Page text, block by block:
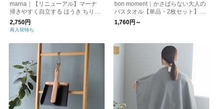
marna｜【リニューアル】マーナ
掃きやすく自立する ほうき ちりと
り
2,750円
再入荷待ち
bon moment｜かさばらない大人の
バスタオル【単品・2枚セット】
【65×120cm】
1,760円～